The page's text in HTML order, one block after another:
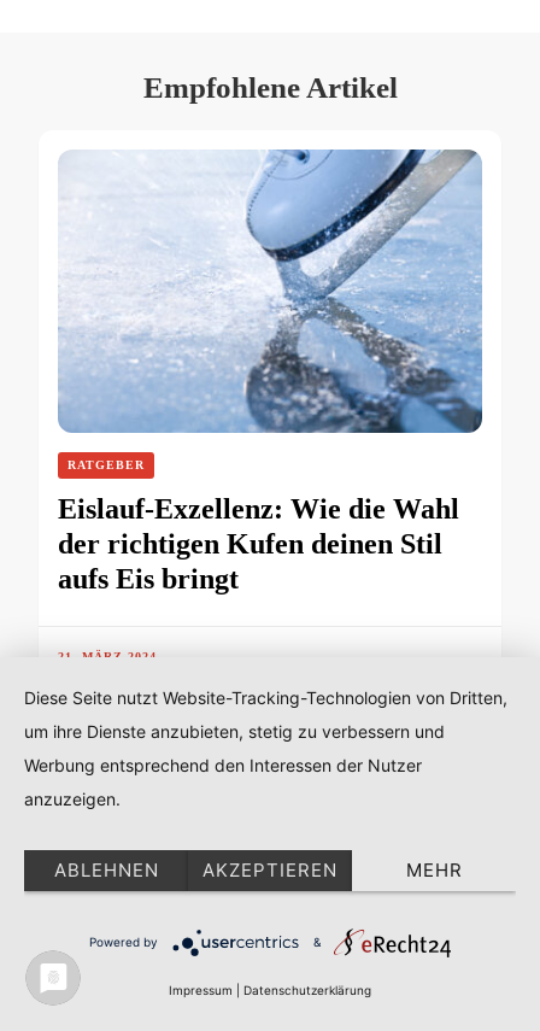
Empfohlene Artikel
RATGEBER
Eislauf-Exzellenz: Wie die Wahl
der richtigen Kufen deinen Stil
aufs Eis bringt
21. MÄRZ 2024
Diese Seite nutzt Website-Tracking-Technologien von Dritten,
um ihre Dienste anzubieten, stetig zu verbessern und
Werbung entsprechend den Interessen der Nutzer
anzuzeigen.
ABLEHNEN AKZEPTIEREN MEHR
Powered by &
Impressum Datenschutzerklärung